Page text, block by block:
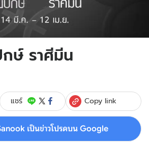
ษ์ ราศีมีน
แชร์ Copy link
เป็นข่าวโปรดบน Google